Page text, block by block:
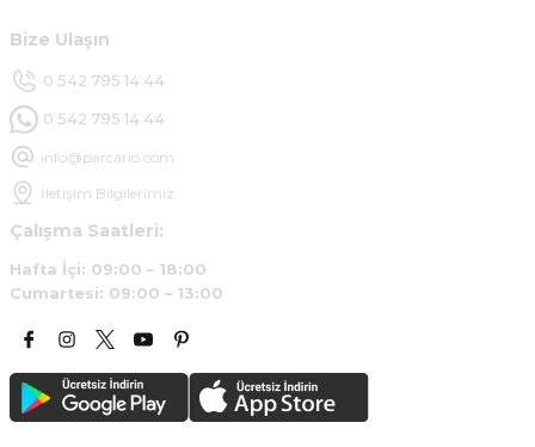
Bize Ulaşın
0 542 795 14 44
0 542 795 14 44
info@parcario.com
İletişim Bilgilerimiz
Çalışma Saatleri:
Hafta İçi: 09:00 – 18:00
Cumartesi: 09:00 – 13:00